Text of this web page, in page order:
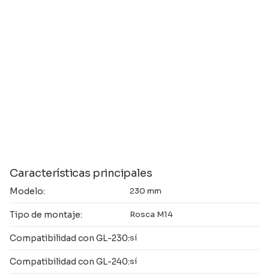
Características principales
Modelo: 230 mm
Tipo de montaje: Rosca M14
Compatibilidad con GL-230:sí
Compatibilidad con GL-240:sí